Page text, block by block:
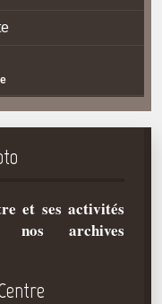
et ses activités
nos archives